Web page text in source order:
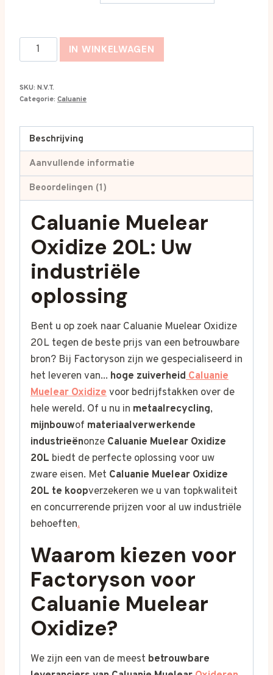
Caluanie
Muelear
20L
Sale
hoeveelheid
IN WINKELWAGEN
SKU: N.V.T.
Categorie: Caluanie
Beschrijving
Aanvullende informatie
Beoordelingen (1)
Caluanie Muelear
Oxidize 20L: Uw
industriële
oplossing
Bent u op zoek naar Caluanie Muelear Oxidize
20L tegen de beste prijs van een betrouwbare
bron? Bij Factoryson zijn we gespecialiseerd in
het leveren van... hoge zuiverheidCaluanie
Muelear Oxidizevoor bedrijfstakken over de
hele wereld. Of u nu in metaalrecycling,
mijnbouwof materiaalverwerkende
industrieënonze Caluanie Muelear Oxidize
20L biedt de perfecte oplossing voor uw
zware eisen. Met Caluanie Muelear Oxidize
20L te koopverzekeren we u van topkwaliteit
en concurrerende prijzen voor al uw industriële
behoeften.
Waarom kiezen voor
Factoryson voor
Caluanie Muelear
Oxidize?
We zijn een van de meest betrouwbare